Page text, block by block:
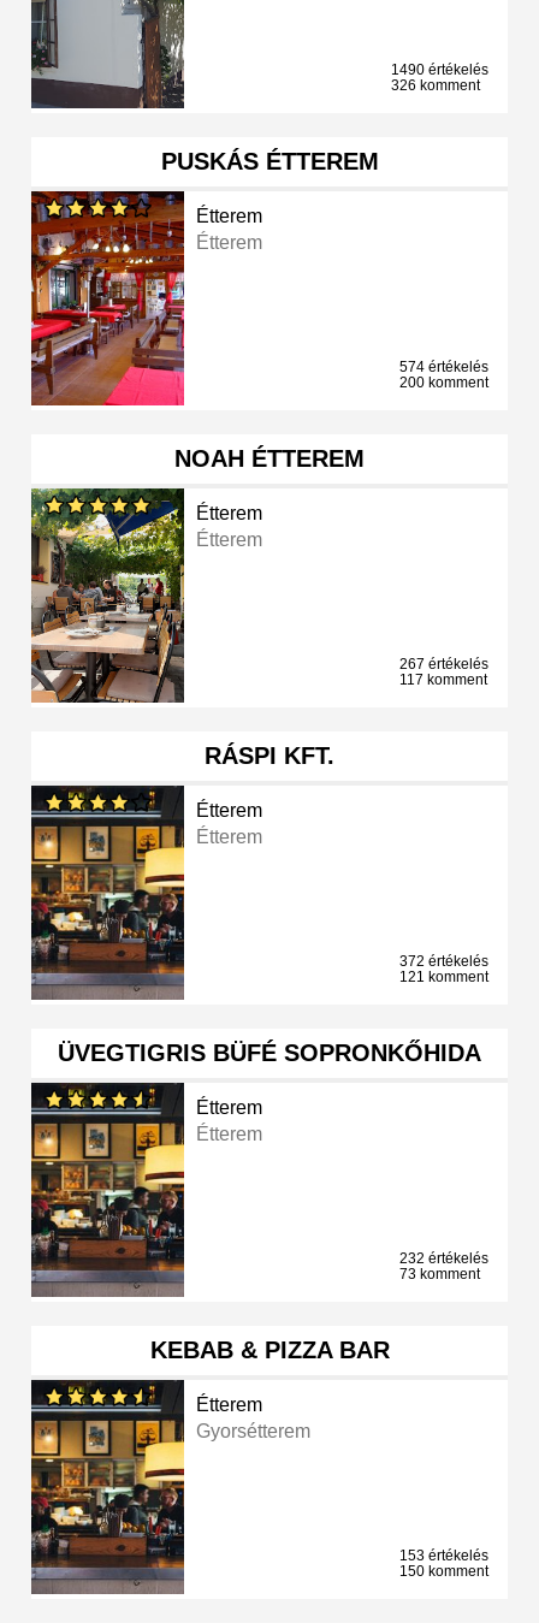
1490 értékelés
326 komment
PUSKÁS ÉTTEREM
Étterem
Étterem
574 értékelés
200 komment
NOAH ÉTTEREM
Étterem
Étterem
267 értékelés
117 komment
RÁSPI KFT.
Étterem
Étterem
372 értékelés
121 komment
ÜVEGTIGRIS BÜFÉ SOPRONKŐHIDA
Étterem
Étterem
232 értékelés
73 komment
KEBAB & PIZZA BAR
Étterem
Gyorsétterem
153 értékelés
150 komment